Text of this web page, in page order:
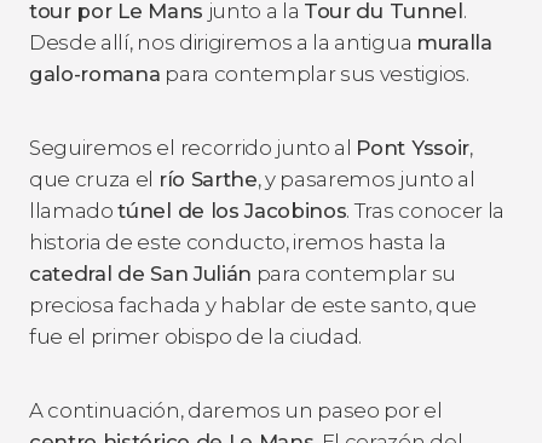
tour por Le Mans junto a la Tour du Tunnel.
Desde allí, nos dirigiremos a la antigua muralla
galo-romana para contemplar sus vestigios.
Seguiremos el recorrido junto al Pont Yssoir,
que cruza el río Sarthe, y pasaremos junto al
llamadotúnel de los Jacobinos. Tras conocer la
historia de este conducto, iremos hasta la
catedral de San Julián para contemplar su
preciosa fachada y hablar de este santo, que
fue el primer obispo de la ciudad.
A continuación, daremos un paseo por el